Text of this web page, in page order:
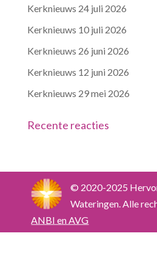
Kerknieuws 24 juli 2026
Kerknieuws 10 juli 2026
Kerknieuws 26 juni 2026
Kerknieuws 12 juni 2026
Kerknieuws 29 mei 2026
Recente reacties
© 2020-2025
Wateringen. Alle
ANBI en AVG